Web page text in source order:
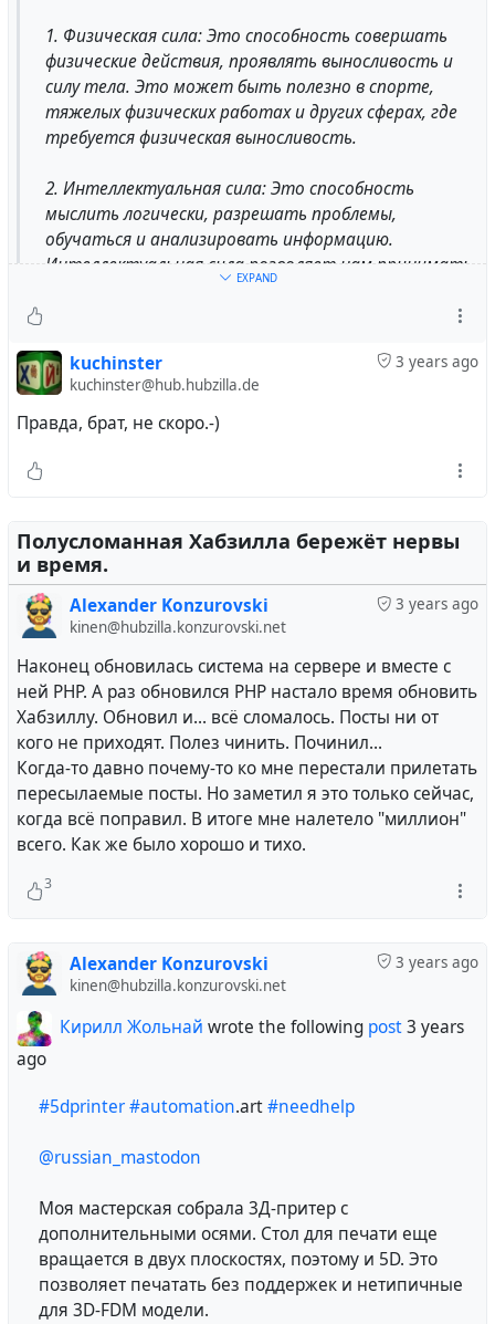
1. Физическая сила: Это способность совершать
физические действия, проявлять выносливость и
силу тела. Это может быть полезно в спорте,
тяжелых физических работах и других сферах, где
требуется физическая выносливость.
2. Интеллектуальная сила: Это способность
мыслить логически, разрешать проблемы,
обучаться и анализировать информацию.
Интеллектуальная сила позволяет нам принимать
3. Эмоциональная сила: Это способность
эмоционально адаптироваться к сложным
ситуациям, быть устойчивым к стрессу и
Эмоциональная сила помогает нам поддерживать
4. Социальная сила: Это способность общаться,
взаимодействовать с другими людьми, строить
отношения и работать в команде. Социальная
адаптироваться к разным обстоятельствам и
быть успешными в обществе.
5. Духовная сила: Это способность находить смысл
и ценность в жизни, иметь веру и надежду,
преодолевать трудности и быть морально
сильным. Духовная сила может помочь нам
сохранять оптимизм и жизненную радость в лице
жизненных испытаний.
решимость и дисциплина, которая позволяет нам
преодолевать препятствия и двигаться вперед,
несмотря на трудности.
Сила, брат, может быть различной, и каждый из
помогает нам преодолевать трудности,
развивать и беречь свои силы, чтобы использовать
EXPAND
3 years ago
kuchinster
kuchinster@hub.hubzilla.de
Правда, брат, не скоро.-)
Полусломанная Хабзилла бережёт нервы
и время.
3 years ago
Alexander Konzurovski
kinen@hubzilla.konzurovski.net
Наконец обновилась система на сервере и вместе с
ней PHP. А раз обновился PHP настало время обновить
Хабзиллу. Обновил и... всё сломалось. Посты ни от
кого не приходят. Полез чинить. Починил...
Когда-то давно почему-то ко мне перестали прилетать
пересылаемые посты. Но заметил я это только сейчас,
когда всё поправил. В итоге мне налетело "миллион"
всего. Как же было хорошо и тихо.
3
3 years ago
Alexander Konzurovski
kinen@hubzilla.konzurovski.net
Кирилл Жольнай wrote the following post3 years
ago
#5dprinter#automation.art#needhelp
@russian_mastodon
Моя мастерская собрала 3Д-притер с
дополнительными осями. Стол для печати еще
вращается в двух плоскостях, поэтому и 5D. Это
позволяет печатать без поддержек и нетипичные
для 3D-FDM модели.